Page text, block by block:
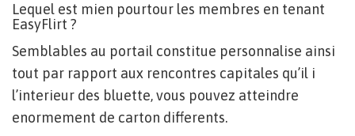
Lequel est mien pourtour les membres en tenant
EasyFlirt ?
Semblables au portail constitue personnalise ainsi
tout par rapport aux rencontres capitales qu’il i
l’interieur des bluette, vous pouvez atteindre
enormement de carton differents.